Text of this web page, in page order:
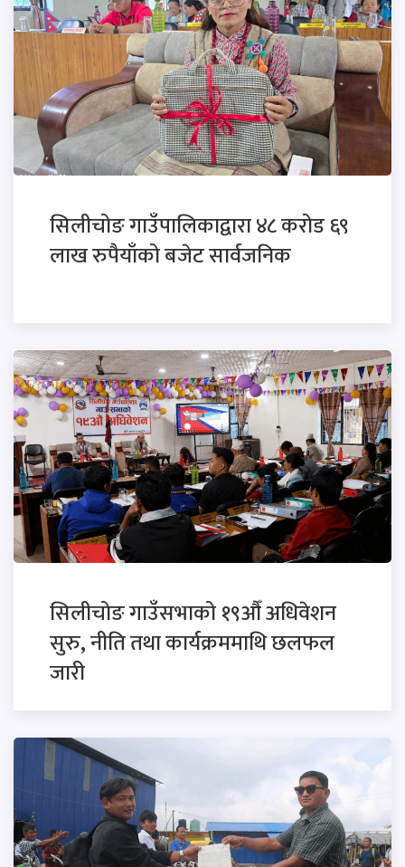
सिलीचोङ गाउँपालिकाद्वारा ४८ करोड ६९
लाख रुपैयाँको बजेट सार्वजनिक
सिलीचोङ गाउँसभाको १९औँ अधिवेशन
सुरु, नीति तथा कार्यक्रममाथि छलफल
जारी